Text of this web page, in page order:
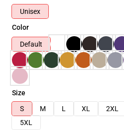
Unisex
Color
Default
Size
S
M L XL 2XL
5XL